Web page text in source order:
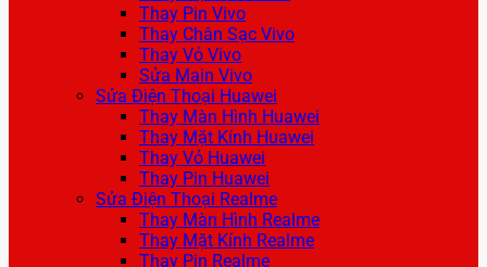
Thay Pin Vivo
Thay Chân Sạc Vivo
Thay Vỏ Vivo
Sửa Main Vivo
Sửa Điện Thoại Huawei
Thay Màn Hình Huawei
Thay Mặt Kính Huawei
Thay Vỏ Huawei
Thay Pin Huawei
Sửa Điện Thoại Realme
Thay Màn Hình Realme
Thay Mặt Kính Realme
Thay Pin Realme